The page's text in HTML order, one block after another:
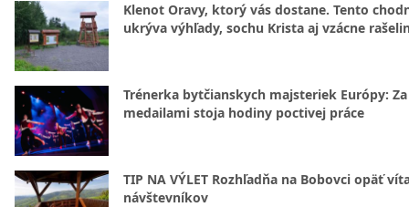
Klenot Oravy, ktorý vás dostane. Tento
ukrýva výhľady, sochu Krista aj vzácne
Trénerka bytčianskych majsteriek Európy: Za
medailami stoja hodiny poctivej práce
TIP NA VÝLET Rozhľadňa na Bobovci opäť
návštevníkov